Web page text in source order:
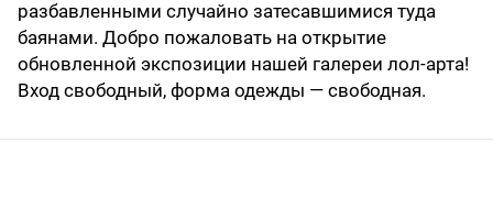
разбавленными случайно затесавшимися туда
баянами. Добро пожаловать на открытие
обновленной экспозиции нашей галереи лол-арта!
Вход свободный, форма одежды — свободная.